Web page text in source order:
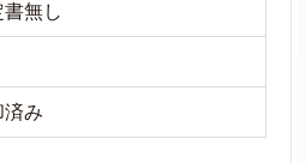
書無し
済み